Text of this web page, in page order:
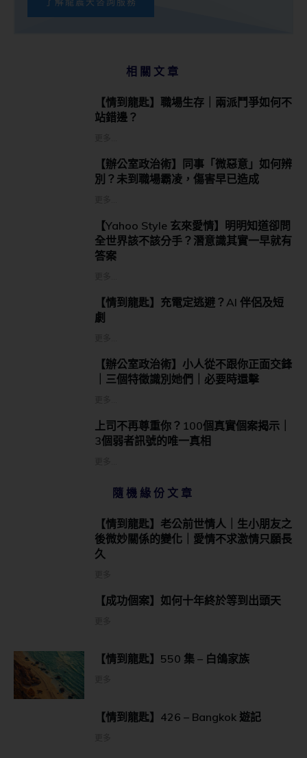
相關文章
【情到龍匙】職場生存｜兩派鬥爭如何不
站錯邊？
【辦公室政治術】同事「微惡意」如何辨
別？未到職場霸凌，傷害早已造成
【Yahoo Style 玄來愛情】明明知道卻問
全世界該不該分手？潛意識其實一早就有
答案
【情到龍匙】充電定逃避？AI 伴侶及短
劇
【辦公室政治術】小人從不跟你正面交鋒
｜三個特徵識別她們｜必要時還擊
上司不再尊重你？100個真實個案揭示｜
3個弱者訊號的唯一真相
隨機緣份文章
【情到龍匙】老公前世情人｜生小朋友之
後微妙關係的變化｜愛情不求激情只願長
久
【成功個案】如何十年終於等到出頭天
【情到龍匙】550 集 – 白鴿家族
【情到龍匙】426 – Bangkok 遊記